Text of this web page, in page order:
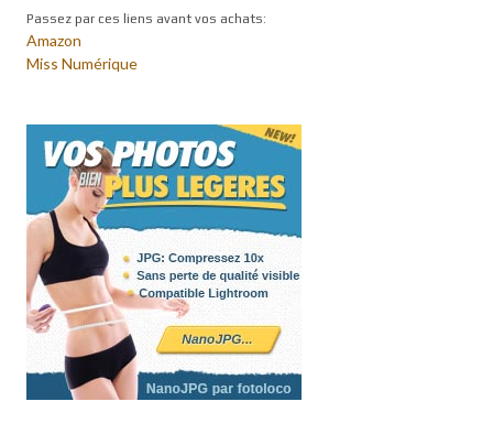
Passez par ces liens avant vos achats:
Amazon
Miss Numérique